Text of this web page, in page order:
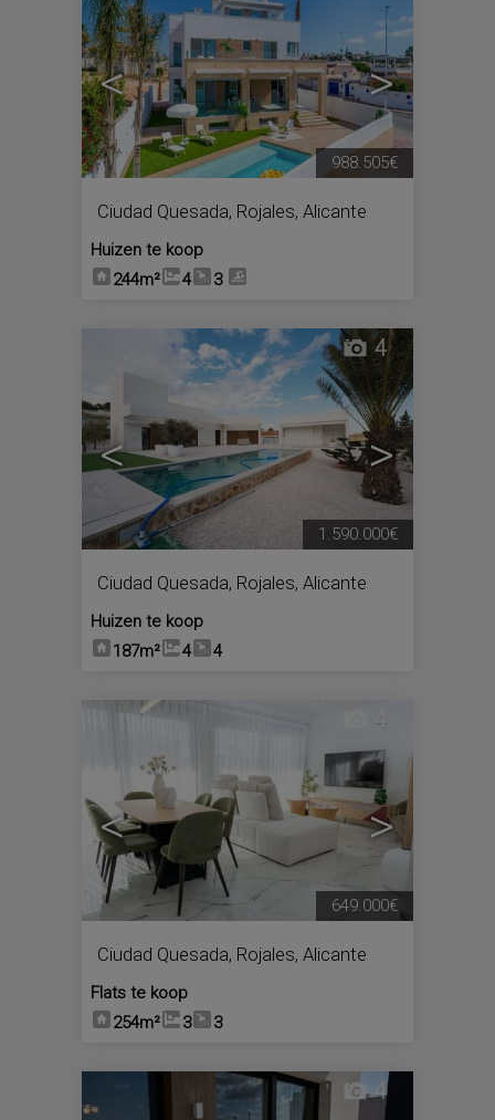
< >
Ciudad Quesada, Rojales, Alicante
Huizen te koop
244m²
4 3
988.505€
< >
4
Ciudad Quesada, Rojales, Alicante
Huizen te koop
187m²
4 4
1.590.000€
< >
4
Ciudad Quesada, Rojales, Alicante
Flats te koop
254m²
3 3
649.000€
4